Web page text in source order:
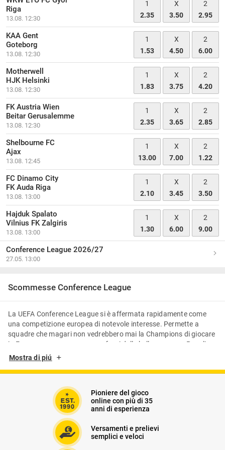
Riga
13.08. 12:30
1
2.35
X
3.50
2
2.95
KAA Gent
Goteborg
13.08. 12:30
1
1.53
X
4.50
2
6.00
Motherwell
HJK Helsinki
13.08. 12:30
1
1.83
X
3.75
2
4.20
FK Austria Wien
Beitar Gerusalemme
13.08. 12:30
1
2.35
X
3.65
2
2.85
Shelbourne FC
Ajax
13.08. 12:45
1
13.00
X
7.00
2
1.22
FC Dinamo City
FK Auda Riga
13.08. 13:00
1
2.10
X
3.45
2
3.50
Hajduk Spalato
Vilnius FK Zalgiris
13.08. 13:00
1
1.30
X
6.00
2
9.00
Conference League 2026/27
27.05. 13:00
Scommesse Conference League
La UEFA Conference League si è affermata rapidamente come
una competizione europea di notevole interesse. Permette a
squadre che magari non vedrebbero mai la Champions di giocare
in Europa, e spesso ne escono fuori delle belle sorprese. Per gli
appassionati di scommesse conference league, è un vero e
proprio paradiso di opportunità.
La stagione 2025/2026, la quinta di questo affascinante torneo,
si preannuncia ancora più avvincente, grazie a un formato
rinnovato e a formazioni competitive. Che tu sia uno
scommettitore navigato o alle prime armi con le
sulla Conference League, qui troverai tutto quello che
serve per orientarti. Ti spieghiamo come funziona il nuovo
regolamento, quando si gioca, su cosa puntare e come evitare le
Mostra di piú
Pioniere del gioco
online con più di 35
anni di esperienza
Versamenti e prelievi
semplici e veloci